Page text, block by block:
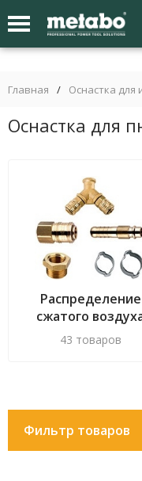
Главная / Оснастка для
Оснастка для
Распределение
сжатого
43 товаров
Фильтр товаров